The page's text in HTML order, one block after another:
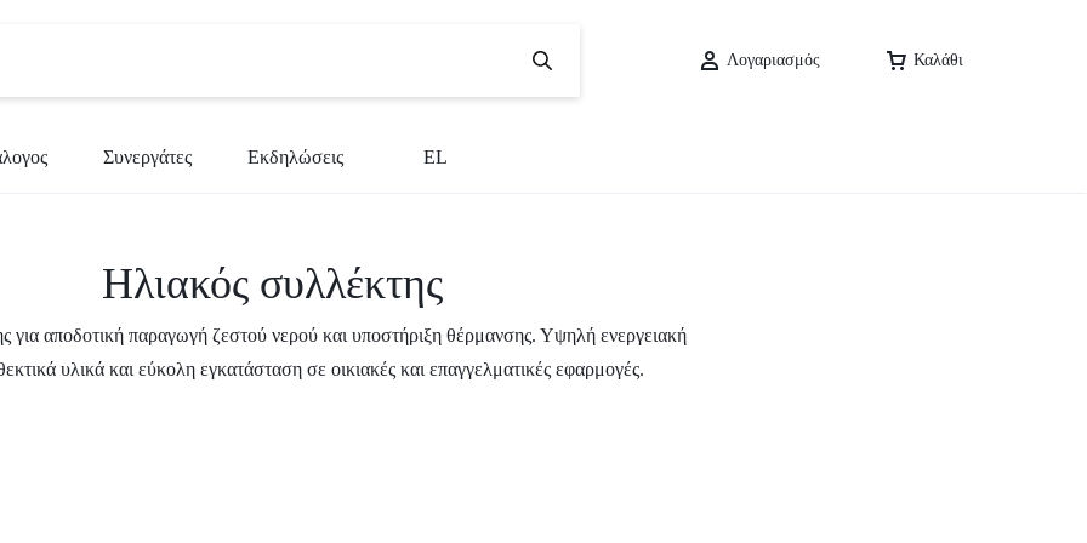
Λογαριασμός Καλάθι
Συνεργάτες Εκδηλώσεις EL
CS
EN
EL
Ηλιακός συλλέκτης
για αποδοτική παραγωγή ζεστού νερού και υποστήριξη θέρμανσης. Υψηλή ενεργειακή
υλικά και εύκολη εγκατάσταση σε οικιακές και επαγγελματικές εφαρμογές.